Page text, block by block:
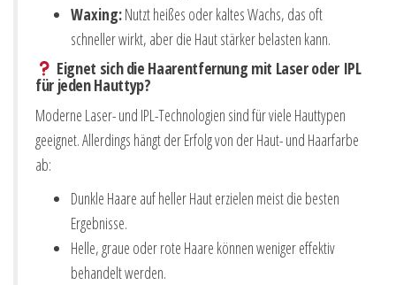
Waxing:Nutzt heißes oder kaltes Wachs, das oft
schneller wirkt, aber die Haut stärker belasten kann.
Eignet sich die Haarentfernung mit Laser oder IPL
für jeden Hauttyp?
Moderne Laser- und IPL-Technologien sind für viele Hauttypen
geeignet. Allerdings hängt der Erfolg von der Haut- und Haarfarbe
ab:
Dunkle Haare auf heller Haut erzielen meist die besten
Ergebnisse.
Helle, graue oder rote Haare können weniger effektiv
behandelt werden.